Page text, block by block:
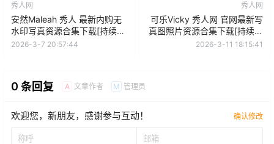
秀人网
安然Maleah 秀人 最新内购无
水印写真资源合集下载[持续更
新]
2026-3-7 20:57:44
秀人网
可乐Vicky 秀人网 官网最新写
真图照片资源合集下载[持续更
新]
2026-3-11 18:15:41
0 条回复 A 文章作者 M 管理员
欢迎您，新朋友，感谢参与互动！ 确认修改